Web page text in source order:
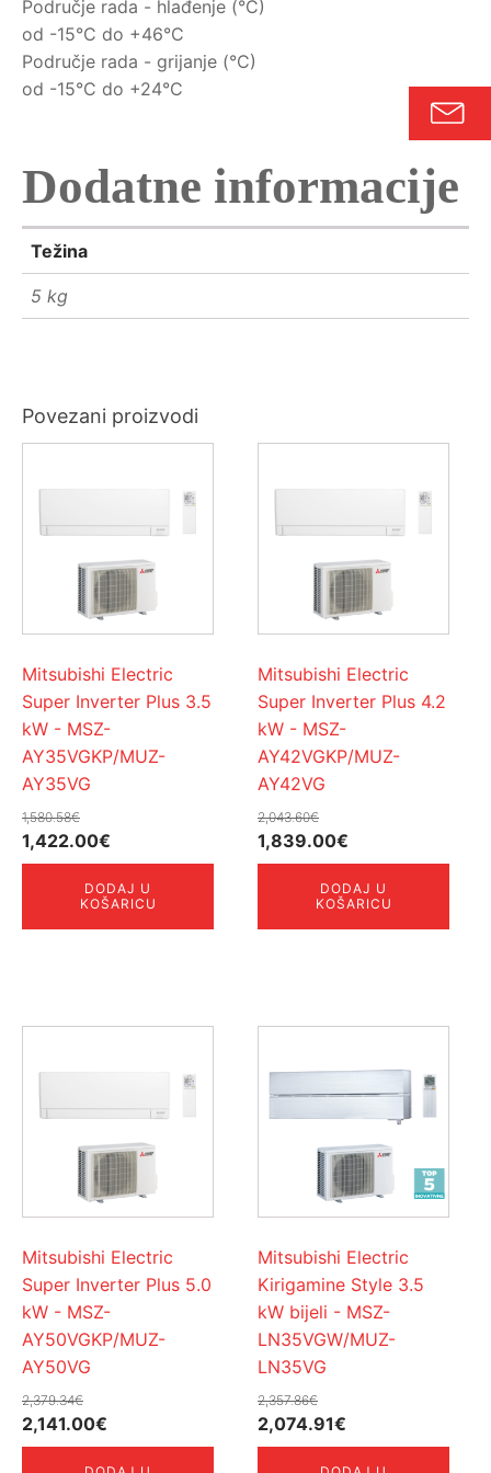
Područje rada - hlađenje (°C)
od -15°C do +46°C
Područje rada - grijanje (°C)
od -15°C do +24°C
Dodatne informacije
Težina
5 kg
Povezani proizvodi
Mitsubishi Electric
Super Inverter Plus 3.5
kW - MSZ-
AY35VGKP/MUZ-
AY35VG
1,580.58€
Izvorna
cijena
1,422.00€
cijena
je:
DODAJ U
KOŠARICU
Mitsubishi Electric
Super Inverter Plus 4.2
kW - MSZ-
AY42VGKP/MUZ-
AY42VG
2,043.60€
Izvorna
cijena
1,839.00€
cijena
je:
DODAJ U
KOŠARICU
Mitsubishi Electric
Super Inverter Plus 5.0
kW - MSZ-
AY50VGKP/MUZ-
AY50VG
2,379.34€
Izvorna
cijena
2,141.00€
cijena
Mitsubishi Electric
Kirigamine Style 3.5
kW bijeli - MSZ-
LN35VGW/MUZ-
LN35VG
2,357.86€
Izvorna
cijena
2,074.91€
cijena